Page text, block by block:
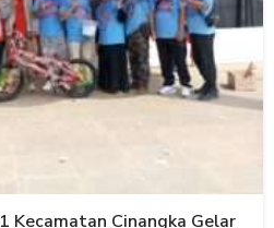
Kecamatan Cinangka Gelar